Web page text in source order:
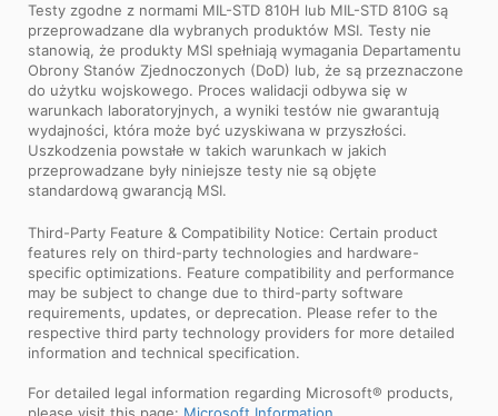
Testy zgodne z normami MIL-STD 810H lub MIL-STD 810G są
przeprowadzane dla wybranych produktów MSI. Testy nie
stanowią, że produkty MSI spełniają wymagania Departamentu
Obrony Stanów Zjednoczonych (DoD) lub, że są przeznaczone
do użytku wojskowego. Proces walidacji odbywa się w
warunkach laboratoryjnych, a wyniki testów nie gwarantują
wydajności, która może być uzyskiwana w przyszłości.
Uszkodzenia powstałe w takich warunkach w jakich
przeprowadzane były niniejsze testy nie są objęte
standardową gwarancją MSI.
Third-Party Feature & Compatibility Notice: Certain product
features rely on third-party technologies and hardware-
specific optimizations. Feature compatibility and performance
may be subject to change due to third-party software
requirements, updates, or deprecation. Please refer to the
respective third party technology providers for more detailed
information and technical specification.
For detailed legal information regarding Microsoft® products,